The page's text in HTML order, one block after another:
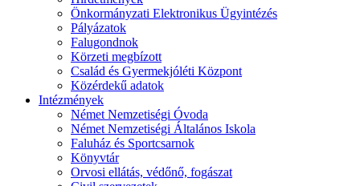
Önkormányzati Elektronikus Ügyintézés
Pályázatok
Falugondnok
Körzeti megbízott
Család és Gyermekjóléti Központ
Közérdekű adatok
Intézmények
Német Nemzetiségi Óvoda
Német Nemzetiségi Általános Iskola
Faluház és Sportcsarnok
Könyvtár
Orvosi ellátás, védőnő, fogászat